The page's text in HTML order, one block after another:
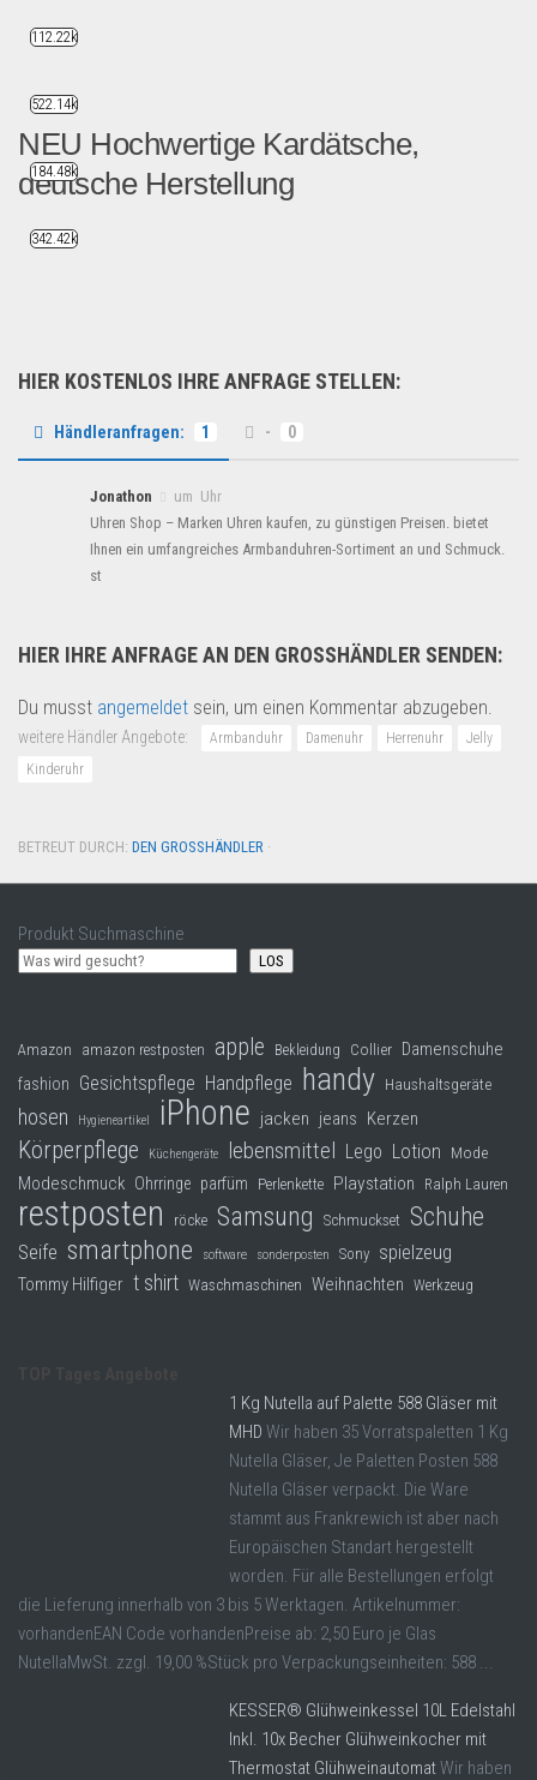
NEU Hochwertige Kardätsche,
deutsche Herstellung
Hochwertige Kardätsche zur...
HIER KOSTENLOS IHRE ANFRAGE STELLEN:
Händleranfragen: 1 - 0
Jonathon
um Uhr
Uhren Shop – Marken Uhren kaufen, zu günstigen Preisen. bietet
Ihnen ein umfangreiches Armbanduhren-Sortiment an und Schmuck.
st
HIER IHRE ANFRAGE AN DEN GROSSHÄNDLER SENDEN:
Du musst angemeldet sein, um einen Kommentar abzugeben.
weitere Händler Angebote: Armbanduhr Damenuhr Herrenuhr
Jelly
Kinderuhr
BETREUT DURCH: DEN GROSSHÄNDLER ·
Produkt Suchmaschine
LOS
Amazon amazon restposten apple Bekleidung Collier Damenschuhe
fashion Gesichtspflege Handpflege handy Haushaltsgeräte
hosen Hygieneartikel iPhone jacken jeans Kerzen
Körperpflege Küchengeräte lebensmittel Lego Lotion Mode
Modeschmuck Ohrringe parfüm Perlenkette Playstation Ralph Lauren
restposten röcke Samsung Schmuckset Schuhe
Seife smartphone software sonderposten Sony spielzeug
Tommy Hilfiger t shirt Waschmaschinen Weihnachten Werkzeug
1 Kg Nutella auf Palette 588 Gläser mit
MHD Wir haben 35 Vorratspaletten 1 Kg
Nutella Gläser, Je Paletten Posten 588
Nutella Gläser verpackt. Die Ware
stammt aus Frankrewich ist aber nach
Europäischen Standart hergestellt
worden. Für alle Bestellungen erfolgt
die Lieferung innerhalb von 3 bis 5 Werktagen. Artikelnummer:
vorhandenEAN Code vorhandenPreise ab: 2,50 Euro je Glas
NutellaMwSt. zzgl. 19,00 %Stück pro Verpackungseinheiten: 588 ...
KESSER® Glühweinkessel 10L Edelstahl
Inkl. 10x Becher Glühweinkocher mit
Thermostat GlühweinautomatWir haben
112.22k
522.14k
184.48k
342.42k